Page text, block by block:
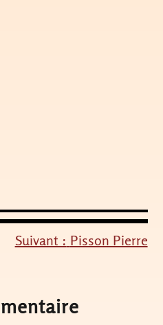
Suivant : Pisson Pierre